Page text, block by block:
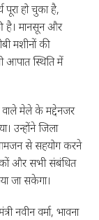
पूरा हो चुका है,
है। मानसून और
मशीनों की
आपात स्थिति में
मेले के मद्देनजर
उन्होंने जिला
आमजन से सहयोग करने
और सभी संबंधित
जा सकेगा।
नवीन वर्मा, भावना